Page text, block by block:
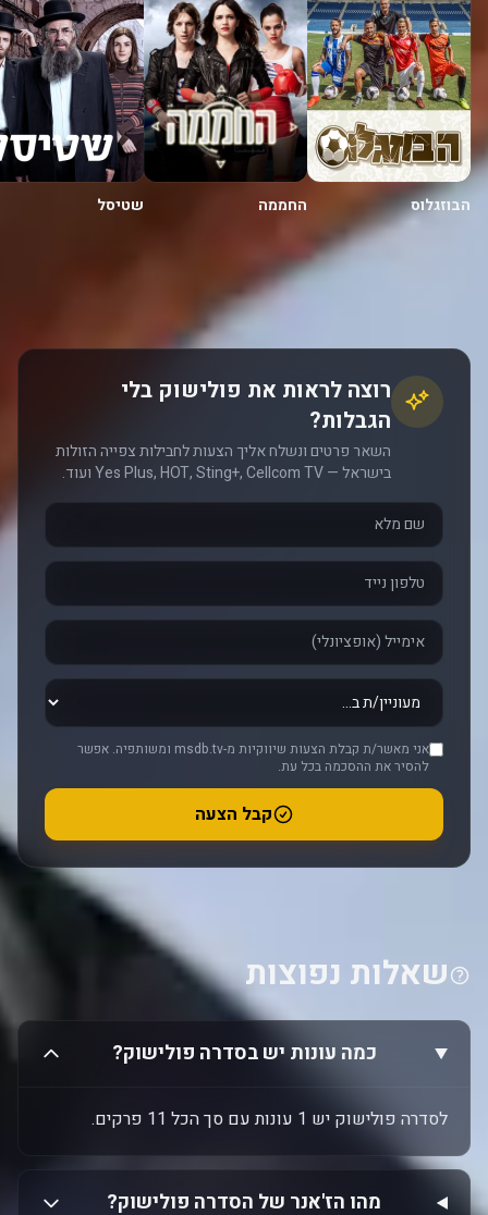
הבוזגלוס החממה שטיסל
רוצה לראות את פולישוק בלי
הגבלות?
השאר פרטים ונשלח אליך הצעות לחבילות צפייה הזולות
בישראל — Yes Plus, HOT, Sting+, Cellcom TV ועוד.
אני מאשר/ת קבלת הצעות שיווקיות מ-msdb.tv ומשותפיה. אפשר
להסיר את ההסכמה בכל עת.
קבל הצעה
שאלות נפוצות
כמה עונות יש בסדרה פולישוק?
לסדרה פולישוק יש 1 עונות עם סך הכל 11 פרקים.
מהו הז'אנר של הסדרה פולישוק?